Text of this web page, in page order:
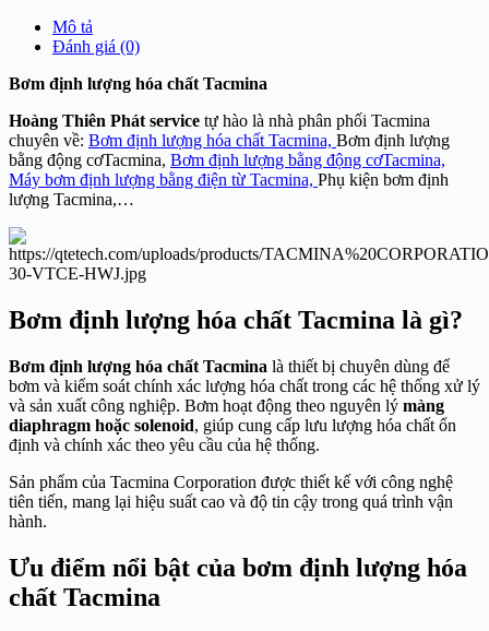
Mô tả
Đánh giá (0)
Bơm định lượng hóa chất Tacmina
Hoàng Thiên Phát service tự hào là nhà phân phối Tacmina
chuyên về: Bơm định lượng hóa chất Tacmina, Bơm định lượng
bằng động cơTacmina, Bơm định lượng bằng động cơTacmina,
Máy bơm định lượng bằng điện từ Tacmina, Phụ kiện bơm định
lượng Tacmina,…
Bơm định lượng hóa chất Tacmina là gì?
Bơm định lượng hóa chất Tacmina là thiết bị chuyên dùng để
bơm và kiểm soát chính xác lượng hóa chất trong các hệ thống xử lý
và sản xuất công nghiệp. Bơm hoạt động theo nguyên lý màng
diaphragm hoặc solenoid, giúp cung cấp lưu lượng hóa chất ổn
định và chính xác theo yêu cầu của hệ thống.
Sản phẩm của Tacmina Corporation được thiết kế với công nghệ
tiên tiến, mang lại hiệu suất cao và độ tin cậy trong quá trình vận
hành.
Ưu điểm nổi bật của bơm định lượng hóa
chất Tacmina